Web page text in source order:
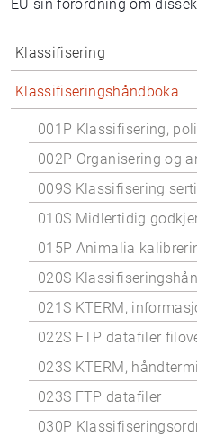
EU sin forordning om
Klassifisering
Klassifiseringshåndboka
001P Klassifisering,
002P Organisering og
009S Klassifisering
010S Midlertidig
015P Animalia
020S
021S KTERM,
022S FTP datafiler
023S KTERM,
023S FTP datafiler
030P